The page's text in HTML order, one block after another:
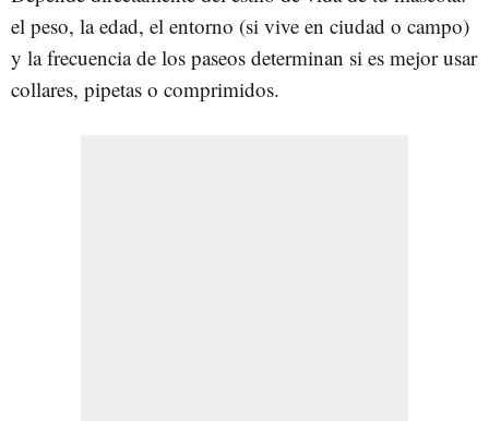
el peso, la edad, el entorno (si vive en ciudad o campo)
y la frecuencia de los paseos determinan si es mejor usar
collares, pipetas o comprimidos.